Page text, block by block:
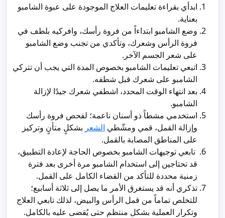
ابدأي بقراءة تعليمات العلاج الموجودة على عبوة الشامبو
بعناية.
وضع الشامبو ابتداءاً من فروة رأسك، وافركيه بلطف في
فروة الرأس وشعرك، وتأكدي من تجنب وضع الشامبو
على شعر الجسم الآخر.
اتبعي تعليمات الشامبو بخصوص المدة التي يجب أن تتركي
الشامبو على شعرك قبل شطفه.
بعد انتهاء الوقت المحدد، اشطفي شعرك جيدًا لإزالة
الشامبو.
استخدمي مشطاً ذو أسنان ناعمة؛ لفحص فروة رأسك
وإزالة القمل، قمي ومشّطي الشعر بشكلٍ متأنٍ وتركيز
على المناطق المصابة بالقمل.
تابعي توجيهات الشامبو بخصوص الحاجة لإعادة التطبيق،
قد تحتاجين إلى استخدام الشامبو مرة أخرى بعد فترة
زمنية محددة للتأكد من القضاء الكامل على القمل.
تذكري أنه قد يستغرق الأمر ما يصل إلى ثلاثة أسابيع؛
للتخلص تماماً من قمل الرأس والبيض، لذلك تابعي العلاج
وتكرار العملية بشكل منتظم حتى يُقضى عليه بالكامل.